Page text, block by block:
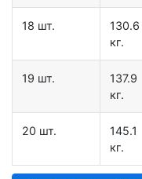
18 шт.
130.6
кг.
19 шт.
137.9
кг.
20 шт.
145.1
кг.